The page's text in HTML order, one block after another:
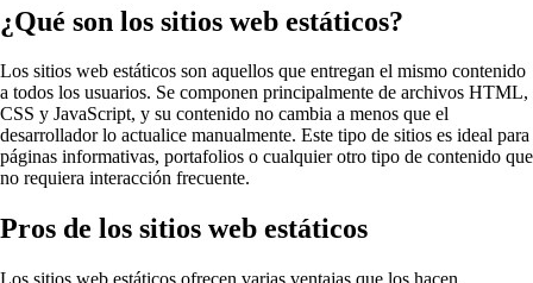
¿Qué son los sitios web estáticos?
Los sitios web estáticos son aquellos que entregan el mismo contenido
a todos los usuarios. Se componen principalmente de archivos HTML,
CSS y JavaScript, y su contenido no cambia a menos que el
desarrollador lo actualice manualmente. Este tipo de sitios es ideal para
páginas informativas, portafolios o cualquier otro tipo de contenido que
no requiera interacción frecuente.
Pros de los sitios web estáticos